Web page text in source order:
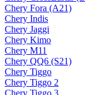
Chery Fora (A21)
Chery Indis
Chery Jaggi
Chery Kimo
Chery M11
Chery QQ6 (S21)
Chery Tiggo
Chery Tiggo 2
Chery Tiggo 3